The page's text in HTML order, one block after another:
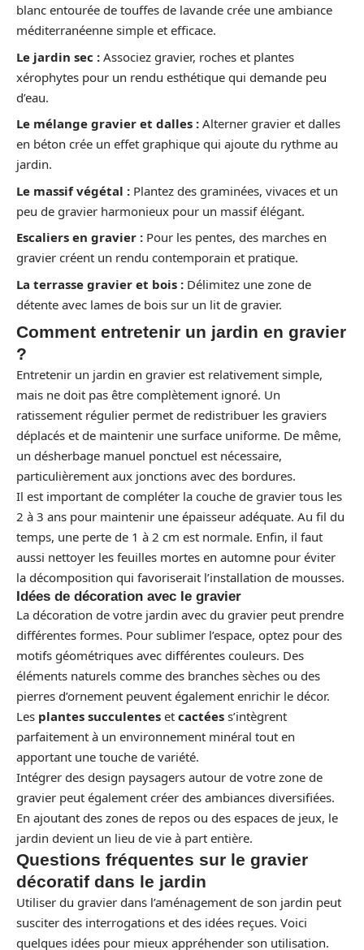
blanc entourée de touffes de lavande crée une ambiance
méditerranéenne simple et efficace.
Le jardin sec : Associez gravier, roches et plantes
xérophytes pour un rendu esthétique qui demande peu
d’eau.
Le mélange gravier et dalles : Alterner gravier et dalles
en béton crée un effet graphique qui ajoute du rythme au
jardin.
Le massif végétal : Plantez des graminées, vivaces et un
peu de gravier harmonieux pour un massif élégant.
Escaliers en gravier : Pour les pentes, des marches en
gravier créent un rendu contemporain et pratique.
La terrasse gravier et bois : Délimitez une zone de
détente avec lames de bois sur un lit de gravier.
Comment entretenir un jardin en gravier
?
Entretenir un jardin en gravier est relativement simple,
mais ne doit pas être complètement ignoré. Un
ratissement régulier permet de redistribuer les graviers
déplacés et de maintenir une surface uniforme. De même,
un désherbage manuel ponctuel est nécessaire,
particulièrement aux jonctions avec des bordures.
Il est important de compléter la couche de gravier tous les
2 à 3 ans pour maintenir une épaisseur adéquate. Au fil du
temps, une perte de 1 à 2 cm est normale. Enfin, il faut
aussi nettoyer les feuilles mortes en automne pour éviter
la décomposition qui favoriserait l’installation de mousses.
Idées de décoration avec le gravier
La décoration de votre jardin avec du gravier peut prendre
différentes formes. Pour sublimer l’espace, optez pour des
motifs géométriques avec différentes couleurs. Des
éléments naturels comme des branches sèches ou des
pierres d’ornement peuvent également enrichir le décor.
Les plantes succulentes et cactées s’intègrent
parfaitement à un environnement minéral tout en
apportant une touche de variété.
Intégrer des design paysagers autour de votre zone de
gravier peut également créer des ambiances diversifiées.
En ajoutant des zones de repos ou des espaces de jeux, le
jardin devient un lieu de vie à part entière.
Questions fréquentes sur le gravier
décoratif dans le jardin
Utiliser du gravier dans l’aménagement de son jardin peut
susciter des interrogations et des idées reçues. Voici
quelques idées pour mieux appréhender son utilisation.